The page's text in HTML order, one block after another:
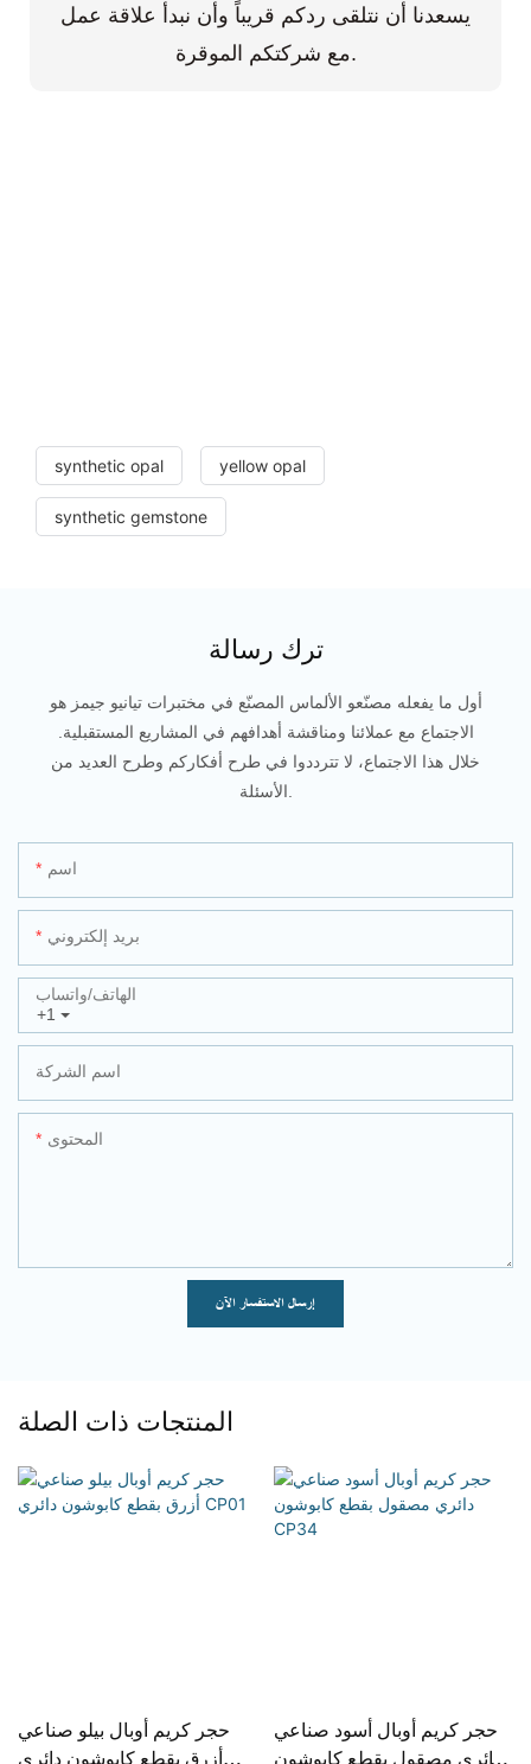
يسعدنا أن نتلقى ردكم قريباً وأن نبدأ علاقة عمل
مع شركتكم الموقرة.
synthetic opal yellow opal
synthetic gemstone
ترك رسالة
أول ما يفعله مصنّعو الألماس المصنّع في مختبرات تيانيو جيمز هو
الاجتماع مع عملائنا ومناقشة أهدافهم في المشاريع المستقبلية.
خلال هذا الاجتماع، لا تترددوا في طرح أفكاركم وطرح العديد من
اسم
بريد إلكتروني
+1
الهاتف/واتساب
اسم الشركة
المحتوى
إرسال الاستفسار الآن
المنتجات ذات الصلة
حجر كريم أوبال بيلو صناعي
أزرق بقطع كابوشون دائري
حجر كريم أوبال أسود صناعي
دائري مصقول بقطع كابوشون